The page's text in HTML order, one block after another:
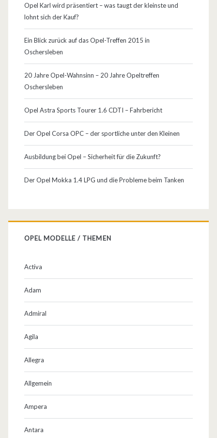
Opel Karl wird präsentiert – was taugt der kleinste und
lohnt sich der Kauf?
Ein Blick zurück auf das Opel-Treffen 2015 in
Oschersleben
20 Jahre Opel-Wahnsinn – 20 Jahre Opeltreffen
Oschersleben
Opel Astra Sports Tourer 1.6 CDTI – Fahrbericht
Der Opel Corsa OPC – der sportliche unter den Kleinen
Ausbildung bei Opel – Sicherheit für die Zukunft?
Der Opel Mokka 1.4 LPG und die Probleme beim Tanken
OPEL MODELLE / THEMEN
Activa
Adam
Admiral
Agila
Allegra
Allgemein
Ampera
Antara